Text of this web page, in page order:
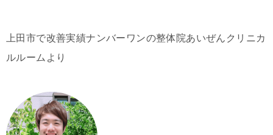
上田市で改善実績ナンバーワンの整体院あいぜんクリニカ
ルルームより